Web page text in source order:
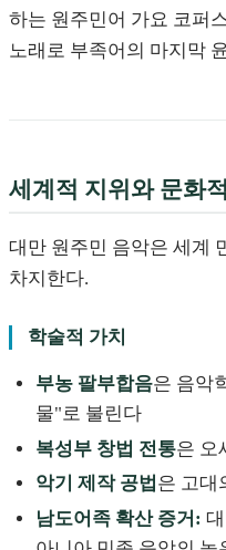
하는 원주민어 가요 코퍼
노래로 부족어의 마지막
세계적 지위와 문화
대만 원주민 음악은 세계
차지한다.
학술적 가치
부농 팔부합음은 음악
물"로 불린다
복성부 창법 전통은 오
악기 제작 공법 은 고대
남도어족 확산 증거: